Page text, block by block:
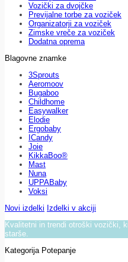
Vozički za dvojčke
Previjalne torbe za voziček
Organizatorji za voziček
Zimske vreče za voziček
Dodatna oprema
Blagovne znamke
3Sprouts
Aeromoov
Bugaboo
Childhome
Easywalker
Elodie
Ergobaby
ICandy
Joie
KikkaBoo®
Mast
Nuna
UPPABaby
Voksi
Novi izdelki Izdelki v akciji
Kvalitetni in trendi otroški vozički,
starše.
Kategorija Potepanje